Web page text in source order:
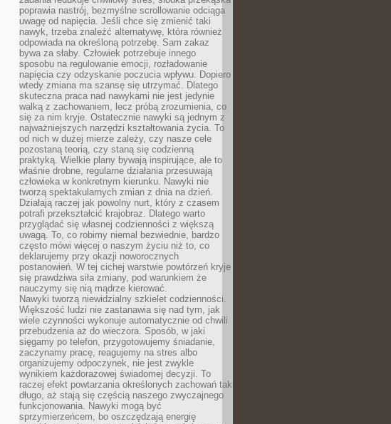
poprawia nastrój, bezmyślne scrollowanie odciąga
uwagę od napięcia. Jeśli chce się zmienić taki
nawyk, trzeba znaleźć alternatywę, która również
odpowiada na określoną potrzebę. Sam zakaz
bywa za słaby. Człowiek potrzebuje innego
sposobu na regulowanie emocji, rozładowanie
napięcia czy odzyskanie poczucia wpływu. Dopiero
wtedy zmiana ma szansę się utrzymać. Dlatego
skuteczna praca nad nawykami nie jest jedynie
walką z zachowaniem, lecz próbą zrozumienia, co
się za nim kryje. Ostatecznie nawyki są jednym z
najważniejszych narzędzi kształtowania życia. To
od nich w dużej mierze zależy, czy nasze cele
pozostaną teorią, czy staną się codzienną
praktyką. Wielkie plany bywają inspirujące, ale to
właśnie drobne, regularne działania przesuwają
człowieka w konkretnym kierunku. Nawyki nie
tworzą spektakularnych zmian z dnia na dzień.
Działają raczej jak powolny nurt, który z czasem
potrafi przekształcić krajobraz. Dlatego warto
przyglądać się własnej codzienności z większą
uwagą. To, co robimy niemal bezwiednie, bardzo
często mówi więcej o naszym życiu niż to, co
deklarujemy przy okazji noworocznych
postanowień. W tej cichej warstwie powtórzeń kryje
się prawdziwa siła zmiany, pod warunkiem że
nauczymy się nią mądrze kierować.
Nawyki tworzą niewidzialny szkielet codzienności.
Większość ludzi nie zastanawia się nad tym, jak
wiele czynności wykonuje automatycznie od chwili
przebudzenia aż do wieczora. Sposób, w jaki
sięgamy po telefon, przygotowujemy śniadanie,
zaczynamy pracę, reagujemy na stres albo
organizujemy odpoczynek, nie jest zwykle
wynikiem każdorazowej świadomej decyzji. To
raczej efekt powtarzania określonych zachowań tak
długo, aż stają się częścią naszego zwyczajnego
funkcjonowania. Nawyki mogą być
sprzymierzeńcem, bo oszczędzają energię